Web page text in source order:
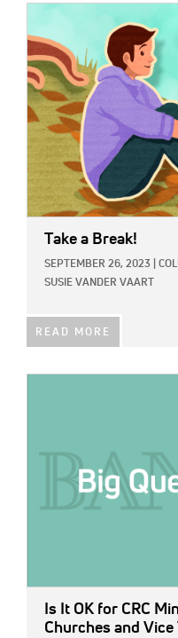
Take a Break!
SEPTEMBER 26, 2023
SUSIE VANDER VAART
READ MORE
Is It OK for CRC
Churches and Vice